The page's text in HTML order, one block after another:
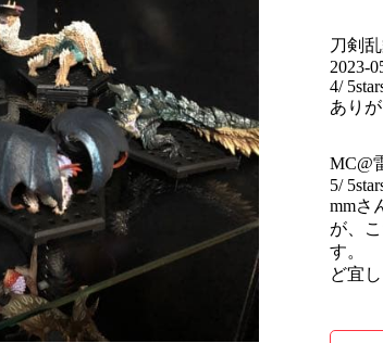
刀剣
2023-
4/ 5
あり
MC@
5/ 5
mmさ
が、
す。
ど宜